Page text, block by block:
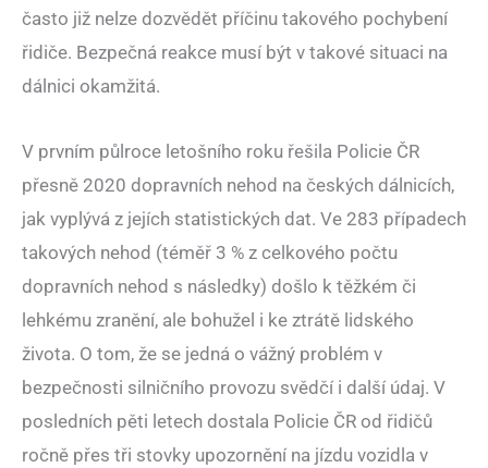
často již nelze dozvědět příčinu takového pochybení
řidiče. Bezpečná reakce musí být v takové situaci na
dálnici okamžitá.
V prvním půlroce letošního roku řešila Policie ČR
přesně 2020 dopravních nehod na českých dálnicích,
jak vyplývá z jejích statistických dat. Ve 283 případech
takových nehod (téměř 3 % z celkového počtu
dopravních nehod s následky) došlo k těžkém či
lehkému zranění, ale bohužel i ke ztrátě lidského
života. O tom, že se jedná o vážný problém v
bezpečnosti silničního provozu svědčí i další údaj. V
posledních pěti letech dostala Policie ČR od řidičů
ročně přes tři stovky upozornění na jízdu vozidla v